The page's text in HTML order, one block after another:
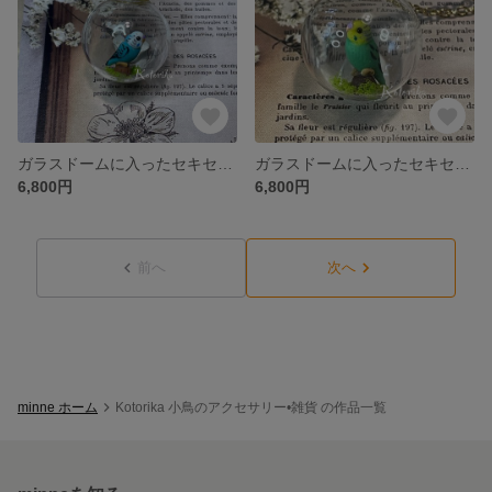
6,800円
6,800円
前へ 次へ
minne ホーム Kotorika 小鳥のアクセサリー•雑貨 の作品一覧